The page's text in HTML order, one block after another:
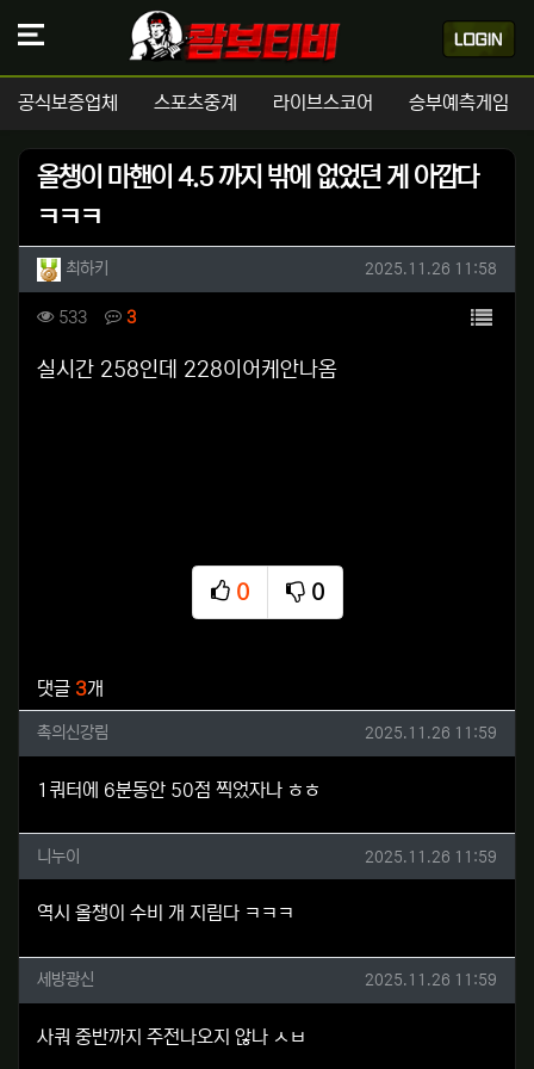
공식보증업체 스포츠중계 라이브스코어 승부예측게임
올챙이 마핸이 4.5 까지 밖에 없었던 게 아깝다
ㅋㅋㅋ
작성자 정보
최하키 작성일
2025.11.26 11:58
컨텐츠 정보
533조회 3댓글 목록
본문
실시간 258인데 228이어케안나옴
0
추천
0
비추천
댓글 3개
촉의신강림님의 댓글
촉의신강림 작성일
2025.11.26 11:59
1쿼터에 6분동안 50점 찍었자나 ㅎㅎ
니누이님의 댓글
니누이 작성일
2025.11.26 11:59
역시 올챙이 수비 개 지림다 ㅋㅋㅋ
세방광신님의 댓글
세방광신 작성일
2025.11.26 11:59
사쿼 중반까지 주전나오지 않나 ㅅㅂ